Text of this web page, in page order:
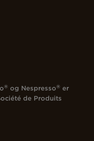
® og Nespresso® er
de Produits